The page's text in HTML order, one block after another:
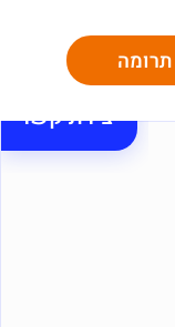
תרומה
יצירת קשר